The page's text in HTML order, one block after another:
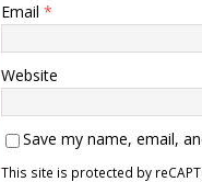
Email *
Website
Save my name, email,
This site is protected by